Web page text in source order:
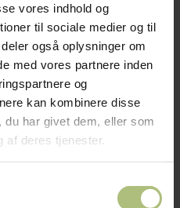
vores indhold og
til sociale medier og til
også oplysninger om
med vores partnere inden
og
kan kombinere disse
du har givet dem, eller som
af deres tjenester.